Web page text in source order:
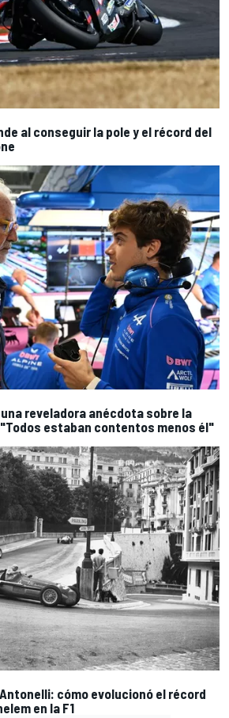
al conseguir la pole y el récord del
reveladora anécdota sobre la
estaban contentos menos él"
cómo evolucionó el récord
en la F1